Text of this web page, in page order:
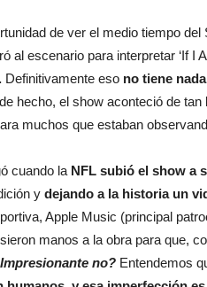
de ver el medio tiempo del
al escenario para interpretar ‘If I
Definitivamente eso no tiene
hecho, el show aconteció de
muchos que estaban
cuando la NFL subió el show a
y dejando a la historia un
Apple Music (principal
manos a la obra para que,
no? Entendemos